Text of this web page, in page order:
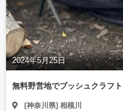
2024年5月25日
無料野営地でブッシュクラフト
[神奈川県] 相模川